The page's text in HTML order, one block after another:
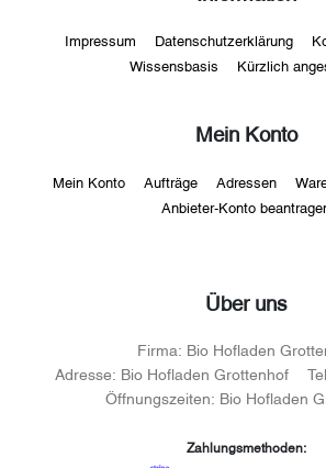
Impressum Datenschutzerklärung
Wissensbasis Kürzlich
Mein Konto
Mein Konto Aufträge Adressen
Anbieter-Konto
Über uns
Firma: Bio Hofladen
Adresse: Bio Hofladen Grottenhof
Öffnungszeiten: Bio Hofladen
Zahlungsmethoden: